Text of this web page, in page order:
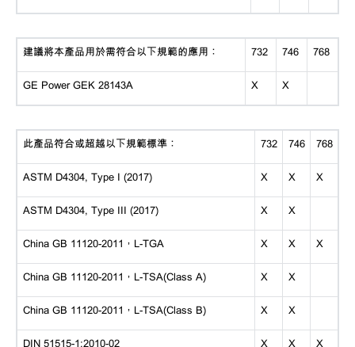
建議將本產品用於需符合以下規範的應用： 732 746 768
GE Power GEK 28143A X X
此產品符合或超越以下規範標準： 732 746 768
ASTM D4304, Type I (2017) X X X
ASTM D4304, Type III (2017) X X
China GB 11120-2011，L-TGA X X X
China GB 11120-2011，L-TSA(Class A) X X
China GB 11120-2011，L-TSA(Class B) X X
DIN 51515-1:2010-02 X X X